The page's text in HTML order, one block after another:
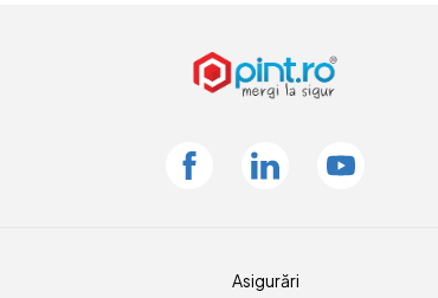
FacebookLinkedin Youtube
Asigurări